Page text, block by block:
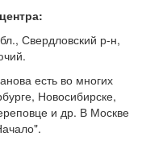
Свердловский р-н,
есть во многих
Новосибирске,
и др. В Москве